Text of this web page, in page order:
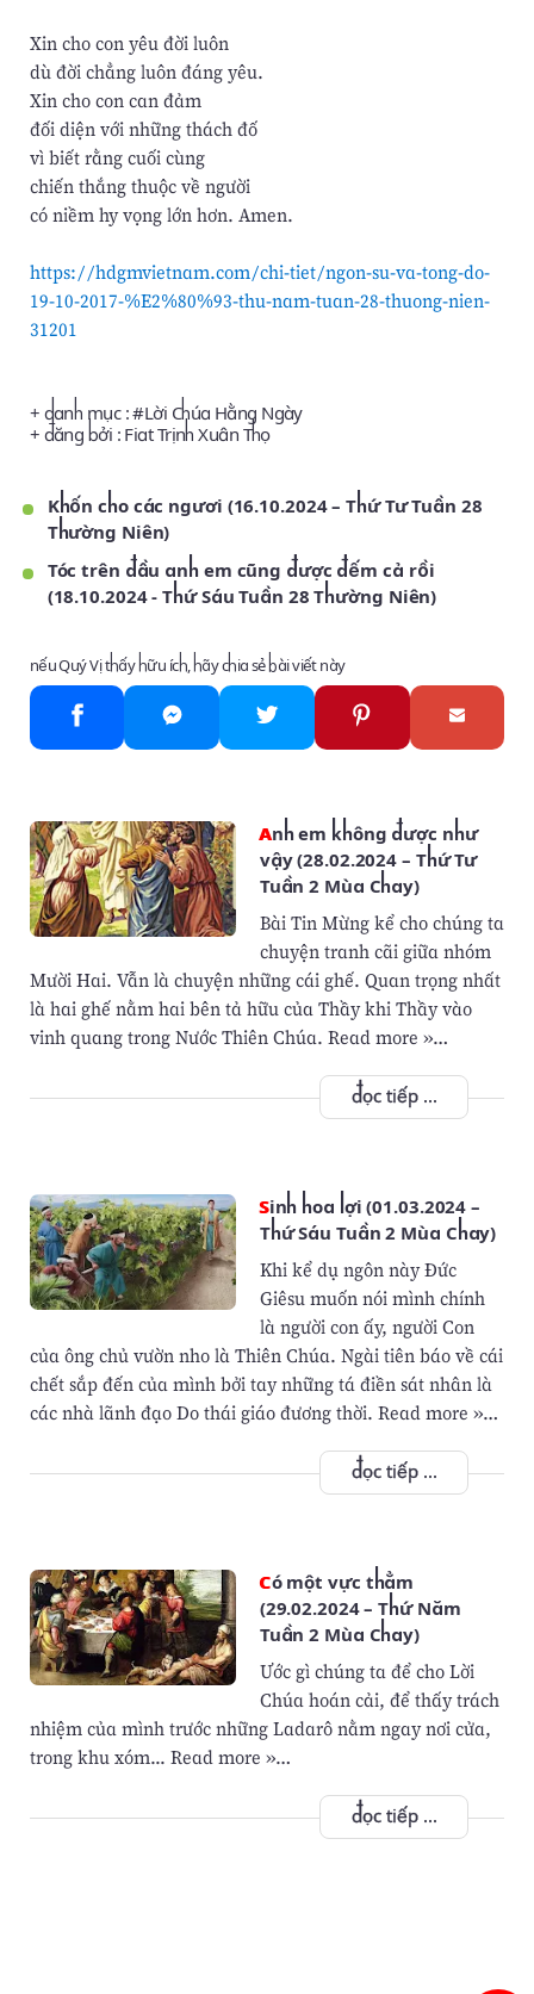
Xin cho con yêu đời luôn
dù đời chẳng luôn đáng yêu.
Xin cho con can đảm
đối diện với những thách đố
vì biết rằng cuối cùng
chiến thắng thuộc về người
có niềm hy vọng lớn hơn. Amen.
https://hdgmvietnam.com/chi-tiet/ngon-su-va-tong-do-
19-10-2017-%E2%80%93-thu-nam-tuan-28-thuong-nien-
31201
+ danh mục : #Lời Chúa Hằng Ngày
+ đăng bởi : Fiat Trịnh Xuân Thọ
Khốn cho các ngươi (16.10.2024 – Thứ Tư Tuần 28
Thường Niên)
Tóc trên đầu anh em cũng được đếm cả rồi
(18.10.2024 - Thứ Sáu Tuần 28 Thường Niên)
nếu Quý Vị thấy hữu ích, hãy chia sẻ bài viết này
Anh em không được như
vậy (28.02.2024 – Thứ Tư
Tuần 2 Mùa Chay)
Bài Tin Mừng kể cho chúng ta
chuyện tranh cãi giữa nhóm
Mười Hai. Vẫn là chuyện những cái ghế. Quan trọng nhất
là hai ghế nằm hai bên tả hữu của Thầy khi Thầy vào
vinh quang trong Nước Thiên Chúa. Read more »…
đọc tiếp ...
Sinh hoa lợi (01.03.2024 –
Thứ Sáu Tuần 2 Mùa Chay)
Khi kể dụ ngôn này Đức
Giêsu muốn nói mình chính
là người con ấy, người Con
của ông chủ vườn nho là Thiên Chúa. Ngài tiên báo về cái
chết sắp đến của mình bởi tay những tá điền sát nhân là
các nhà lãnh đạo Do thái giáo đương thời. Read more »…
đọc tiếp ...
Có một vực thẳm
(29.02.2024 – Thứ Năm
Tuần 2 Mùa Chay)
Ước gì chúng ta để cho Lời
Chúa hoán cải, để thấy trách
nhiệm của mình trước những Ladarô nằm ngay nơi cửa,
trong khu xóm... Read more »…
đọc tiếp ...